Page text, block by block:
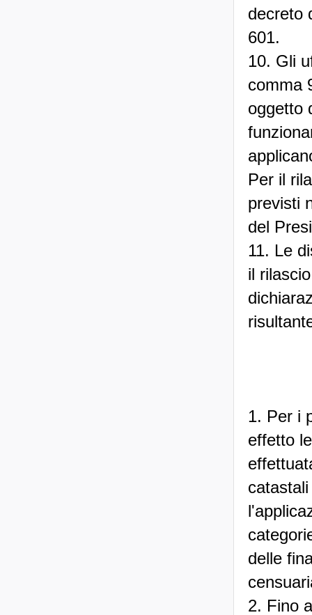
decreto
601.
10. Gli
comma
oggetto
Per il
previsti
del
11. Le
il
1. Per i
effetto
delle
2. Fino